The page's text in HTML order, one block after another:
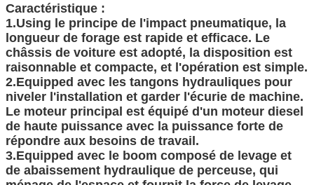
SOUMETTRE
Caractéristique :
1.Using le principe de l'impact pneumatique, la
longueur de forage est rapide et efficace. Le
châssis de voiture est adopté, la disposition est
raisonnable et compacte, et l'opération est simple.
2.Equipped avec les tangons hydrauliques pour
niveler l'installation et garder l'écurie de machine.
Le moteur principal est équipé d'un moteur diesel
de haute puissance avec la puissance forte de
répondre aux besoins de travail.
3.Equipped avec le boom composé de levage et
de abaissement hydraulique de perceuse, qui